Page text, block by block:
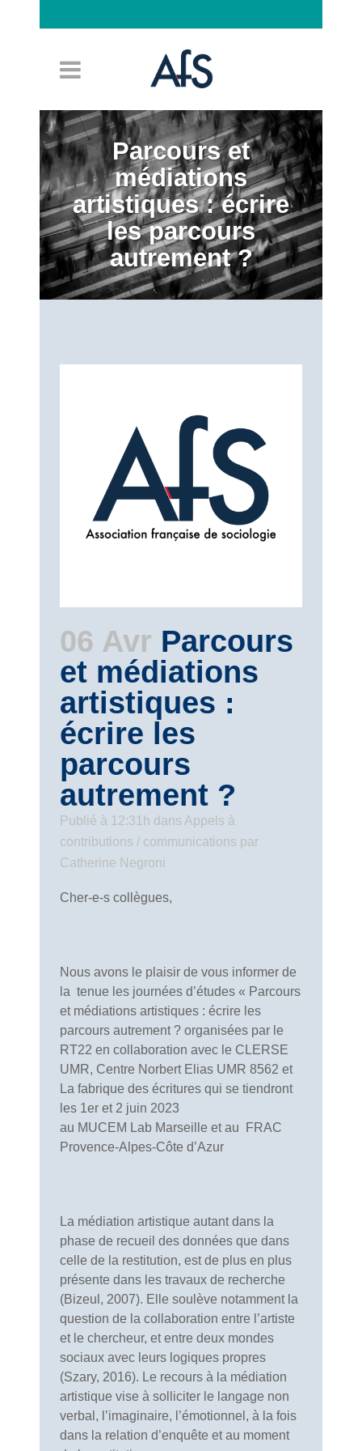
Parcours et
médiations
artistiques : écrire
les parcours
autrement ?
06 Avr Parcours
et médiations
artistiques :
écrire les
parcours
autrement ?
Publié à 12:31h dans Appels à
contributions / communications par
Catherine Negroni
Cher-e-s collègues,
Nous avons le plaisir de vous informer de
la tenue les journées d’études « Parcours
et médiations artistiques : écrire les
parcours autrement ? organisées par le
RT22 en collaboration avec le CLERSE
UMR, Centre Norbert Elias UMR 8562 et
La fabrique des écritures qui se tiendront
les 1er et 2 juin 2023
au MUCEM Lab Marseille et au FRAC
Provence-Alpes-Côte d’Azur
La médiation artistique autant dans la
phase de recueil des données que dans
celle de la restitution, est de plus en plus
présente dans les travaux de recherche
(Bizeul, 2007). Elle soulève notamment la
question de la collaboration entre l’artiste
et le chercheur, et entre deux mondes
sociaux avec leurs logiques propres
(Szary, 2016). Le recours à la médiation
artistique vise à solliciter le langage non
verbal, l’imaginaire, l’émotionnel, à la fois
dans la relation d’enquête et au moment